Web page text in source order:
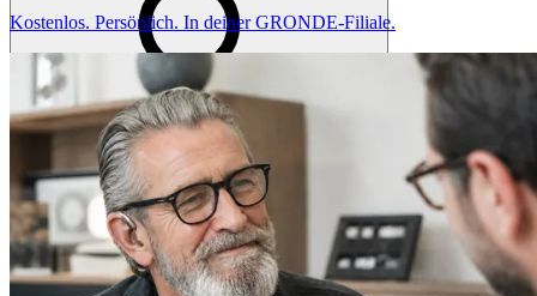
Kostenlos. Persönlich. In deiner GRONDE-Filiale.